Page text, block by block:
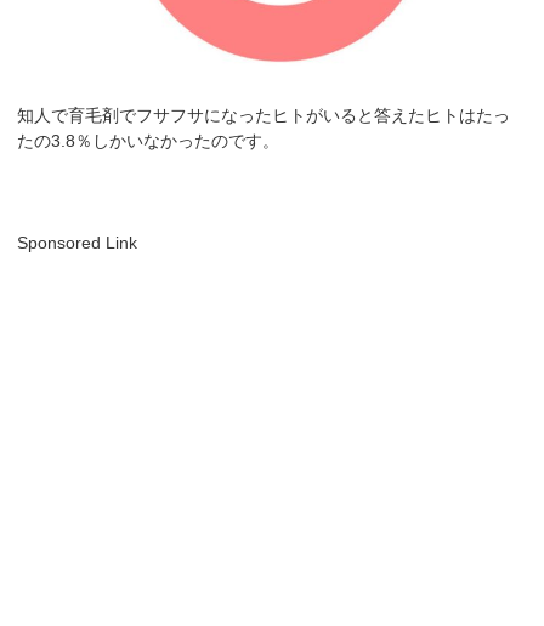
知人で育毛剤でフサフサになったヒトがいると答えたヒトはたっ
たの3.8％しかいなかったのです。
Sponsored Link